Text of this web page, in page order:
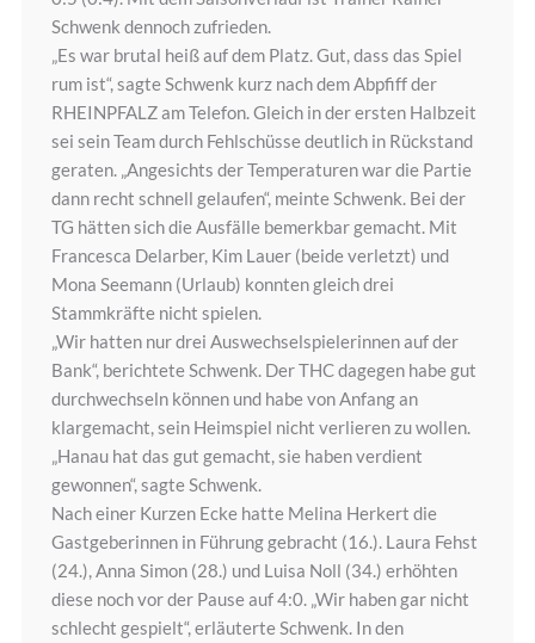
Schwenk dennoch zufrieden.
„Es war brutal heiß auf dem Platz. Gut, dass das Spiel
rum ist“, sagte Schwenk kurz nach dem Abpfiff der
RHEINPFALZ am Telefon. Gleich in der ersten Halbzeit
sei sein Team durch Fehlschüsse deutlich in Rückstand
geraten. „Angesichts der Temperaturen war die Partie
dann recht schnell gelaufen“, meinte Schwenk. Bei der
TG hätten sich die Ausfälle bemerkbar gemacht. Mit
Francesca Delarber, Kim Lauer (beide verletzt) und
Mona Seemann (Urlaub) konnten gleich drei
Stammkräfte nicht spielen.
„Wir hatten nur drei Auswechselspielerinnen auf der
Bank“, berichtete Schwenk. Der THC dagegen habe gut
durchwechseln können und habe von Anfang an
klargemacht, sein Heimspiel nicht verlieren zu wollen.
„Hanau hat das gut gemacht, sie haben verdient
gewonnen“, sagte Schwenk.
Nach einer Kurzen Ecke hatte Melina Herkert die
Gastgeberinnen in Führung gebracht (16.). Laura Fehst
(24.), Anna Simon (28.) und Luisa Noll (34.) erhöhten
diese noch vor der Pause auf 4:0. „Wir haben gar nicht
schlecht gespielt“, erläuterte Schwenk. In den